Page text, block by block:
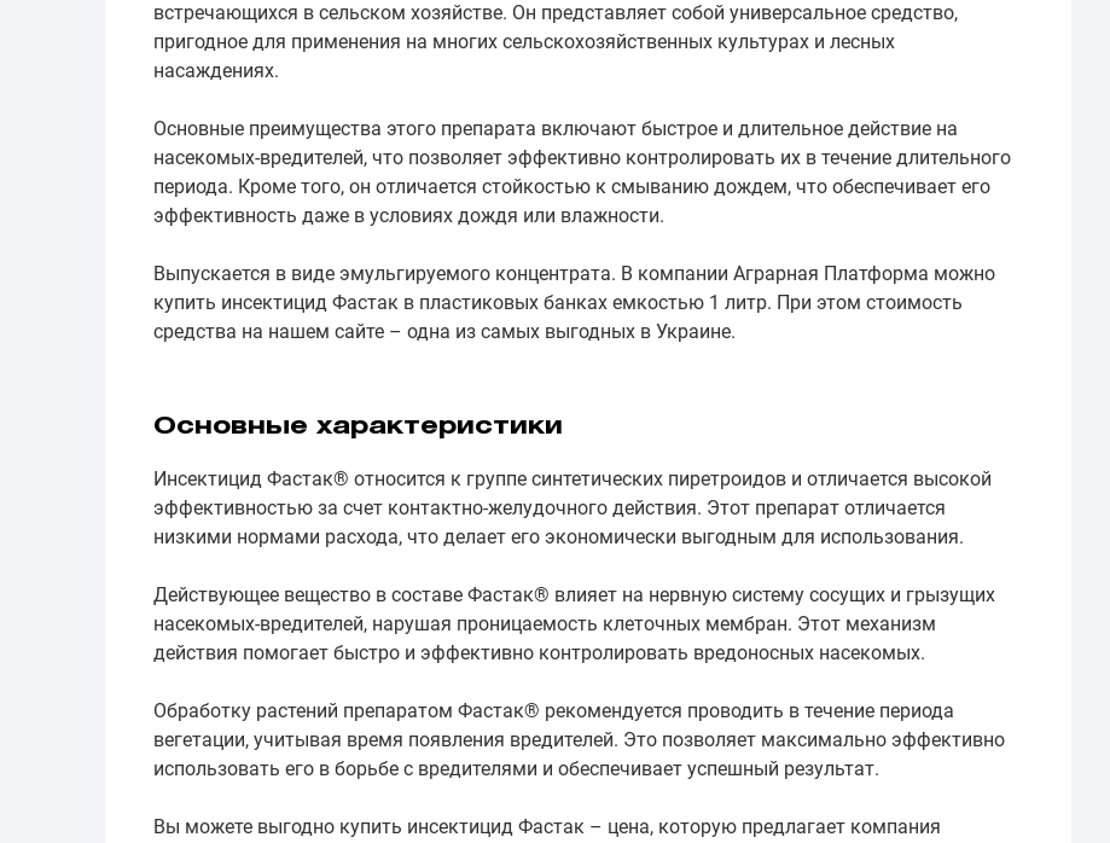
встречающихся в сельском хозяйстве. Он представляет собой универсальное средство,
пригодное для применения на многих сельскохозяйственных культурах и лесных
насаждениях.
Основные преимущества этого препарата включают быстрое и длительное действие на
насекомых-вредителей, что позволяет эффективно контролировать их в течение длительного
периода. Кроме того, он отличается стойкостью к смыванию дождем, что обеспечивает его
эффективность даже в условиях дождя или влажности.
Выпускается в виде эмульгируемого концентрата. В компании Аграрная Платформа можно
купить инсектицид Фастак в пластиковых банках емкостью 1 литр. При этом стоимость
средства на нашем сайте – одна из самых выгодных в Украине.
Основные характеристики
Инсектицид Фастак® относится к группе синтетических пиретроидов и отличается высокой
эффективностью за счет контактно-желудочного действия. Этот препарат отличается
низкими нормами расхода, что делает его экономически выгодным для использования.
Действующее вещество в составе Фастак® влияет на нервную систему сосущих и грызущих
насекомых-вредителей, нарушая проницаемость клеточных мембран. Этот механизм
действия помогает быстро и эффективно контролировать вредоносных насекомых.
Обработку растений препаратом Фастак® рекомендуется проводить в течение периода
вегетации, учитывая время появления вредителей. Это позволяет максимально эффективно
использовать его в борьбе с вредителями и обеспечивает успешный результат.
Вы можете выгодно купить инсектицид Фастак – цена, которую предлагает компания